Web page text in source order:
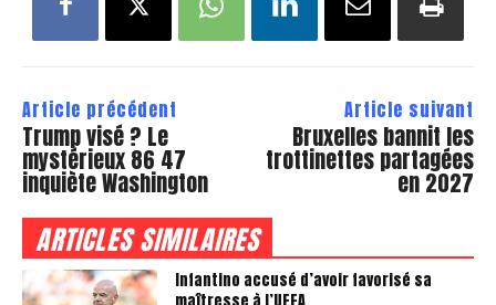
Article précédent
Trump visé ? Le
mystérieux 86 47
inquiète Washington
Article suivant
Bruxelles bannit les
trottinettes partagées
en 2027
ARTICLES SIMILAIRES
Infantino accusé d’avoir favorisé sa